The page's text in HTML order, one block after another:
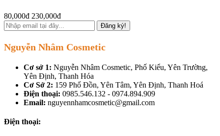
80,000đ 230,000đ
Đăng ký!
Nguyễn Nhâm Cosmetic
Cơ sở 1: Nguyễn Nhâm Cosmetic, Phố Kiểu, Yên Trường,
Yên Định, Thanh Hóa
Cơ Sở 2: 159 Phố Đồn, Yên Tâm, Yên Định, Thanh Hoá
Điện thoại: 0985.546.132 - 0974.894.909
Email: nguyennhamcosmetic@gmail.com
Điện thoại: